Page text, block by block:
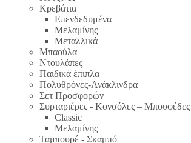
Κρεβάτια
Επενδεδυμένα
Μελαμίνης
Μεταλλικά
Μπαούλα
Ντουλάπες
Παιδικά έπιπλα
Πολυθρόνες-Ανάκλινδρα
Σετ Προσφορών
Συρταριέρες - Κονσόλες – Μπουφέδες
Classic
Μελαμίνης
Ταμπουρέ - Σκαμπό